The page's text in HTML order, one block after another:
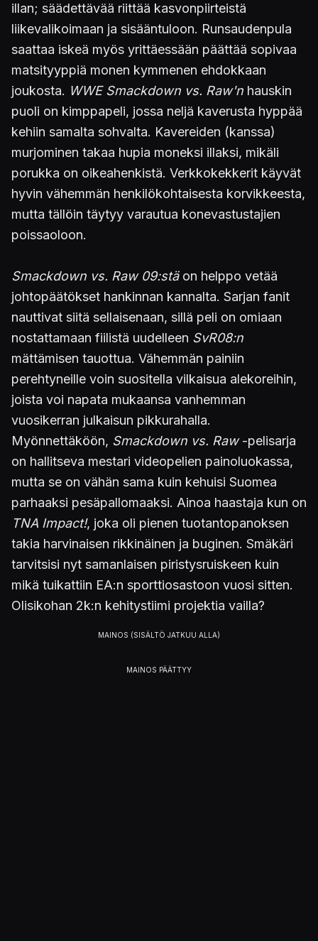
illan; säädettävää riittää kasvonpiirteistä
liikevalikoimaan ja sisääntuloon. Runsaudenpula
saattaa iskeä myös yrittäessään päättää sopivaa
matsityyppiä monen kymmenen ehdokkaan
joukosta. WWE Smackdown vs. Raw'n hauskin
puoli on kimppapeli, jossa neljä kaverusta hyppää
kehiin samalta sohvalta. Kavereiden (kanssa)
murjominen takaa hupia moneksi illaksi, mikäli
porukka on oikeahenkistä. Verkkokekkerit käyvät
hyvin vähemmän henkilökohtaisesta korvikkeesta,
mutta tällöin täytyy varautua konevastustajien
poissaoloon.
Smackdown vs. Raw 09:stäon helppo vetää
johtopäätökset hankinnan kannalta. Sarjan fanit
nauttivat siitä sellaisenaan, sillä peli on omiaan
nostattamaan fiilistä uudelleen SvR08:n
mättämisen tauottua. Vähemmän painiin
perehtyneille voin suositella vilkaisua alekoreihin,
joista voi napata mukaansa vanhemman
vuosikerran julkaisun pikkurahalla.
Myönnettäköön, Smackdown vs. Raw-pelisarja
on hallitseva mestari videopelien painoluokassa,
mutta se on vähän sama kuin kehuisi Suomea
parhaaksi pesäpallomaaksi. Ainoa haastaja kun on
TNA Impact!, joka oli pienen tuotantopanoksen
takia harvinaisen rikkinäinen ja buginen. Smäkäri
tarvitsisi nyt samanlaisen piristysruiskeen kuin
mikä tuikattiin EA:n sporttiosastoon vuosi sitten.
Olisikohan 2k:n kehitystiimi projektia vailla?